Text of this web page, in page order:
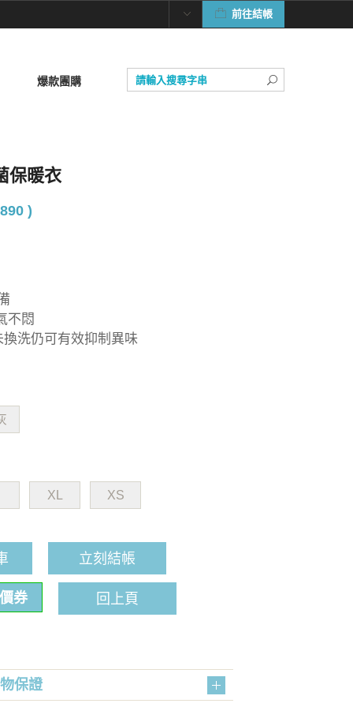
前往結帳
爆款團購
保暖衣
)
不悶
洗仍可有效抑制異味
XL XS
立刻結帳
券 回上頁
保證